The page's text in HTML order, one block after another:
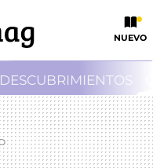
NUEVO
DESCUBRIMIENTOS